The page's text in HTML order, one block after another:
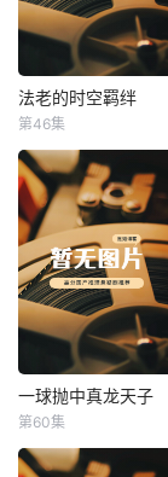
法老的时空羁绊
法老的时空羁绊
第46集
一球抛中真龙天子
一球抛中真龙天子
第60集